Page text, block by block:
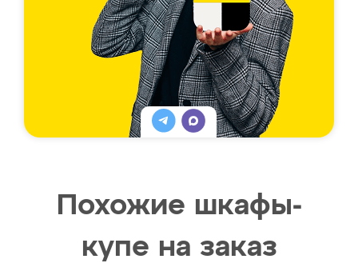
Похожие шкафы-
купе на заказ